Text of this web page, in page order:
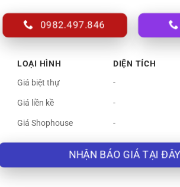
0982.497.846
LOẠI HÌNH DIỆN TÍCH
Giá biệt thự
-
Giá liền kề
-
Giá Shophouse
-
NHẬN BÁO GIÁ TẠI ĐÂY